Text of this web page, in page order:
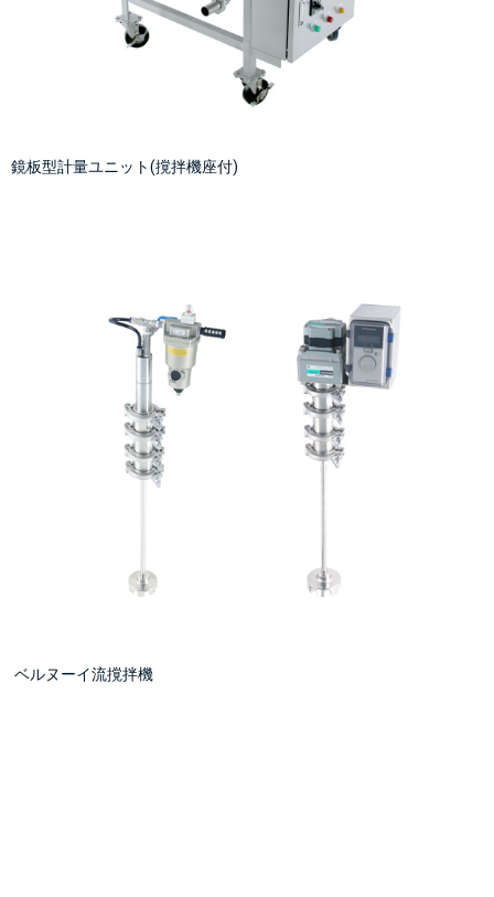
鏡板型計量ユニット(撹拌機座付)
ベルヌーイ流撹拌機